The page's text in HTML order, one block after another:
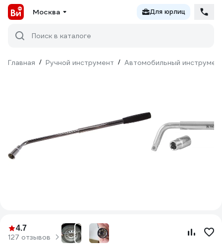
Москва Для юрлиц
Поиск в каталоге
Главная / Ручной инструмент / Автомобильный
4.7
127 отзывов